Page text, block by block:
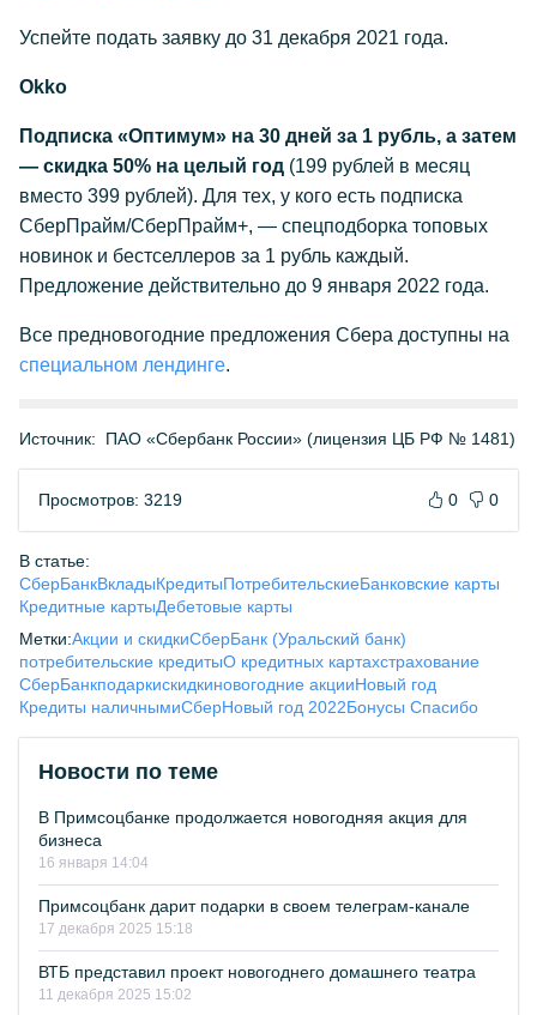
Успейте подать заявку до 31 декабря 2021 года.
Okko
Подписка «Оптимум» на 30 дней за 1 рубль, а затем
— скидка 50% на целый год (199 рублей в месяц
вместо 399 рублей). Для тех, у кого есть подписка
СберПрайм/СберПрайм+, — спецподборка топовых
новинок и бестселлеров за 1 рубль каждый.
Предложение действительно до 9 января 2022 года.
Все предновогодние предложения Сбера доступны на
специальном лендинге.
Источник: ПАО «Сбербанк России» (лицензия ЦБ РФ № 1481)
Просмотров: 3219 0 0
В статье:
СберБанкВкладыКредитыПотребительскиеБанковские карты
Кредитные картыДебетовые карты
Метки:Акции и скидкиСберБанк (Уральский банк)
потребительские кредитыО кредитных картахстрахование
СберБанкподаркискидкиновогодние акцииНовый год
Кредиты наличнымиСберНовый год 2022Бонусы Спасибо
Новости по теме
В Примсоцбанке продолжается новогодняя акция для
бизнеса
16 января 14:04
Примсоцбанк дарит подарки в своем телеграм-канале
17 декабря 2025 15:18
ВТБ представил проект новогоднего домашнего театра
11 декабря 2025 15:02